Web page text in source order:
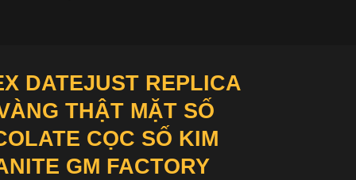
DATEJUST REPLICA
THẬT MẶT SỐ
CỌC SỐ KIM
GM FACTORY